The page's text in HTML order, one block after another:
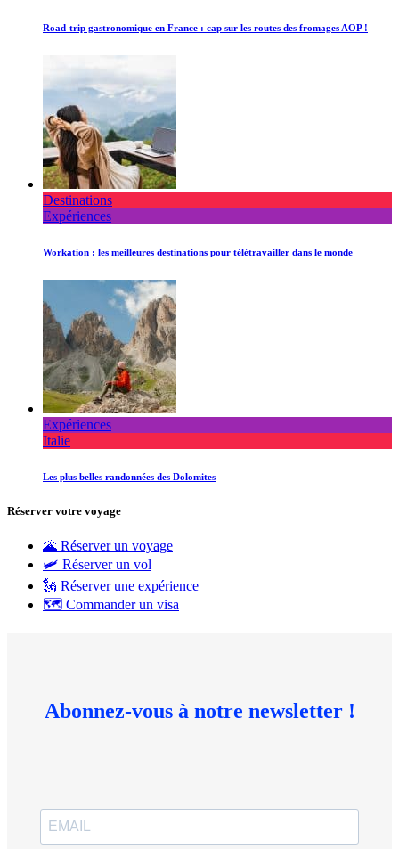
Road-trip gastronomique en France : cap sur les routes des fromages AOP !
Destinations
Expériences
Workation : les meilleures destinations pour télétravailler dans le monde
Expériences
Italie
Les plus belles randonnées des Dolomites
Réserver votre voyage
🌋 Réserver un voyage
🛩 Réserver un vol
🗽 Réserver une expérience
🗺 Commander un visa
Abonnez-vous à notre newsletter !